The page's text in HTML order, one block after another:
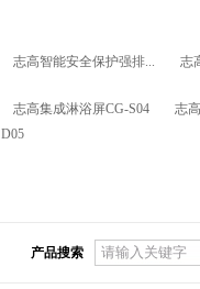
志高智能安全保护强排... 志
志高集成淋浴屏CG-S04
志
D05
产品搜索